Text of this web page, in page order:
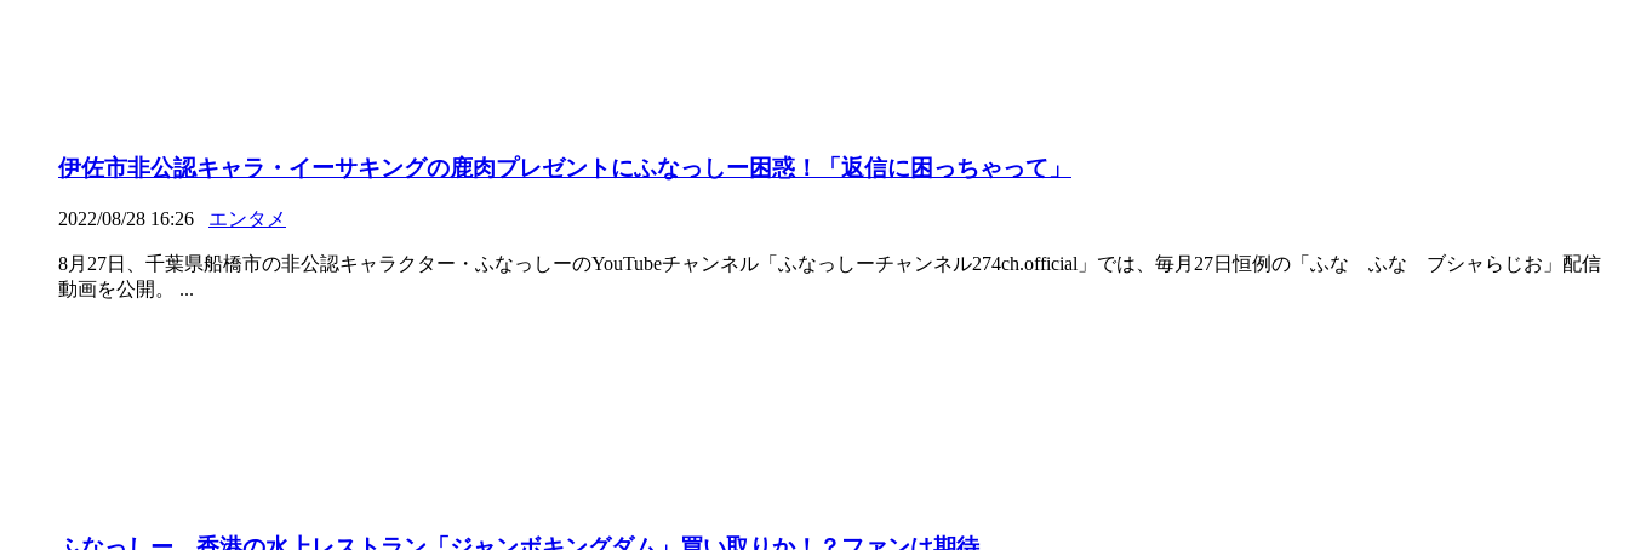
伊佐市非公認キャラ・イーサキングの鹿肉プレゼントにふなっしー困惑！「返信に困っちゃって」
2022/08/28 16:26 エンタメ
8月27日、千葉県船橋市の非公認キャラクター・ふなっしーのYouTubeチャンネル「ふなっしーチャンネル274ch.official」では、毎月27日恒例の「ふな ふな ブシャらじお」配信
動画を公開。 ...